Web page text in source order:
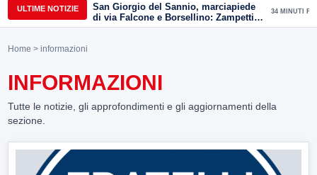
ULTIME NOTIZIE
San Giorgio del Sannio, marciapiede
di via Falcone e Borsellino: Zampetti e
Lombardi replicano alle polemiche
34 MINUTI FA
Home > informazioni
INFORMAZIONI
Tutte le notizie, gli approfondimenti e gli aggiornamenti della
sezione.